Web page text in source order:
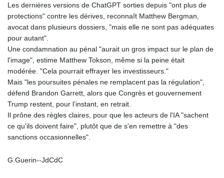
Les dernières versions de ChatGPT sorties depuis "ont plus de
protections" contre les dérives, reconnaît Matthew Bergman,
avocat dans plusieurs dossiers, "mais elle ne sont pas adéquates
pour autant".
Une condamnation au pénal "aurait un gros impact sur le plan de
l'image", estime Matthew Tokson, même si la peine était
modérée. "Cela pourrait effrayer les investisseurs."
Mais "les poursuites pénales ne remplacent pas la régulation",
défend Brandon Garrett, alors que Congrès et gouvernement
Trump restent, pour l'instant, en retrait.
Il prône des règles claires, pour que les acteurs de l'IA "sachent
ce qu'ils doivent faire", plutôt que de s'en remettre à "des
sanctions occasionnelles".
G.Guerin--JdCdC